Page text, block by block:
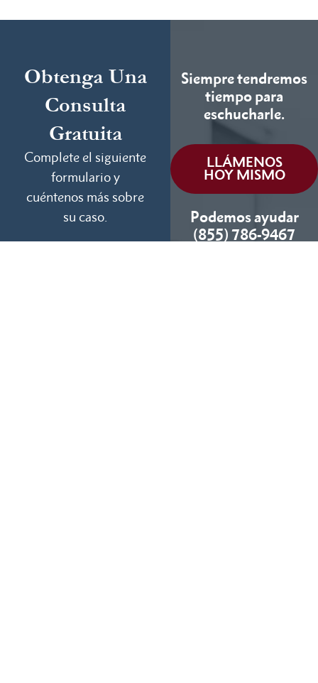
Obtenga Una
Consulta
Gratuita
Complete el siguiente
formulario y
cuéntenos más sobre
su caso.
Siempre tendremos
tiempo para
eschucharle.
LLÁMENOS
HOY MISMO
Podemos ayudar
(855) 786-9467